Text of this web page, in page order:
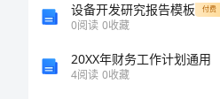
设备开发研究报告模板 付费
0阅读 0收藏
20XX年财务工作计划通用
4阅读 0收藏